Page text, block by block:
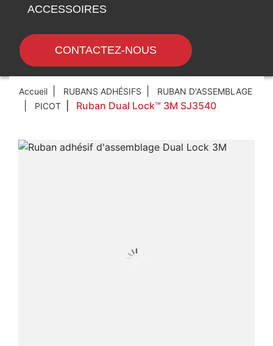
ACCESSOIRES
CONTACTEZ-NOUS
Accueil RUBANS ADHÉSIFS
RUBAN D'ASSEMBLAGE
PICOT
Ruban Dual Lock™ 3M SJ3540